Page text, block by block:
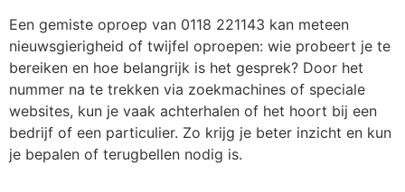
Een gemiste oproep van 0118 221143 kan meteen
nieuwsgierigheid of twijfel oproepen: wie probeert je te
bereiken en hoe belangrijk is het gesprek? Door het
nummer na te trekken via zoekmachines of speciale
websites, kun je vaak achterhalen of het hoort bij een
bedrijf of een particulier. Zo krijg je beter inzicht en kun
je bepalen of terugbellen nodig is.